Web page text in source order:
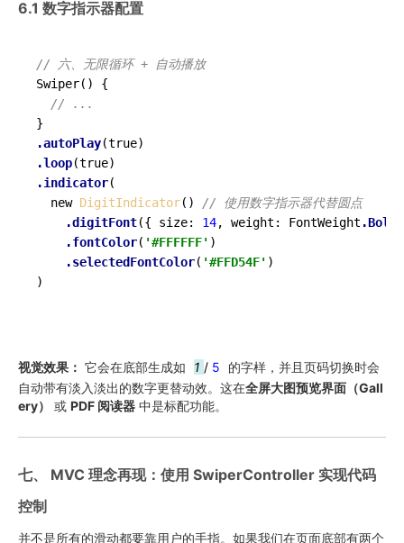
6.1 数字指示器配置
// 六、无限循环 + 自动播放
Swiper()
{
// ...
.autoPlay
.loop
.indicator(
  new
DigitIndicator() // 使用数字指示器代替圆点
.digitFont({ size: 14, weight: FontWeight .Bold
.fontColor( '#FFFFFF' )
.selectedFontColor( '#FFD54F' )
)
视觉效果： 它会在底部生成如 1 / 5
的字样，并且页码切换时会
自动带有淡入淡出的数字更替动效。这在全屏大图预览界面（Gall
ery）
或 PDF 阅读器 中是标配功能。
七、 MVC 理念再现：使用 SwiperController 实现代码
控制
并不是所有的滑动都要靠用户的手指。如果我们在页面底部有两个